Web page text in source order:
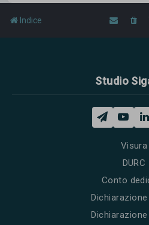
Indice
Studio
Visura
DURC
Conto